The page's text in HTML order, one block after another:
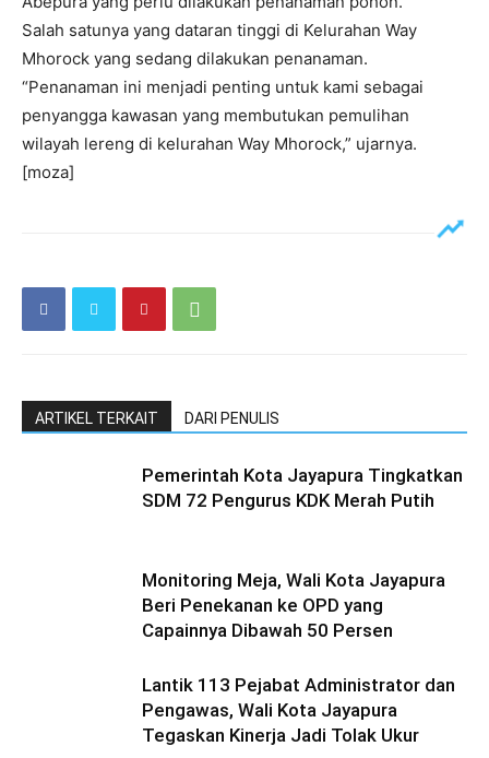
Salah satunya yang dataran tinggi di Kelurahan Way
Mhorock yang sedang dilakukan penanaman.
“Penanaman ini menjadi penting untuk kami sebagai
penyangga kawasan yang membutukan pemulihan
wilayah lereng di kelurahan Way Mhorock,” ujarnya.
[moza]
ARTIKEL TERKAIT DARI PENULIS
Pemerintah Kota Jayapura Tingkatkan
SDM 72 Pengurus KDK Merah Putih
Monitoring Meja, Wali Kota Jayapura
Beri Penekanan ke OPD yang
Capainnya Dibawah 50 Persen
Lantik 113 Pejabat Administrator dan
Pengawas, Wali Kota Jayapura
Tegaskan Kinerja Jadi Tolak Ukur